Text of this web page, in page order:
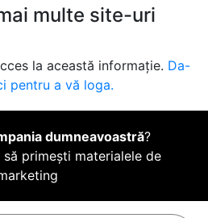
multe site-uri
la această informație. Da-
pentru a vă loga.
dumneavoastră?
să primești materialele de